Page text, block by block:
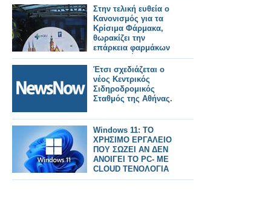
Στην τελική ευθεία ο
Κανονισμός για τα
Κρίσιμα Φάρμακα,
θωρακίζει την
επάρκεια φαρμάκων
στην Ευρώπη
Έτσι σχεδιάζεται ο
νέος Κεντρικός
Σιδηροδρομικός
Σταθμός της Αθήνας.
Windows 11: ΤΟ
ΧΡΗΣΙΜΟ ΕΡΓΑΛΕΙΟ
ΠΟΥ ΣΩΖΕΙ ΑΝ ΔΕΝ
ΑΝΟΙΓΕΙ ΤΟ PC- ΜΕ
CLOUD ΤΕΝΟΛΟΓΙΑ